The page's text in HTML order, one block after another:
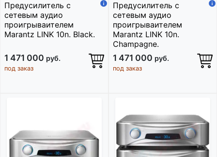
Предусилитель с
сетевым аудио
проигрываителем
Marantz LINK 10n. Black.
1 471 000 руб.
под заказ
Предусилитель с
сетевым аудио
проигрываителем
Marantz LINK 10n.
Champagne.
1 471 000 руб.
под заказ